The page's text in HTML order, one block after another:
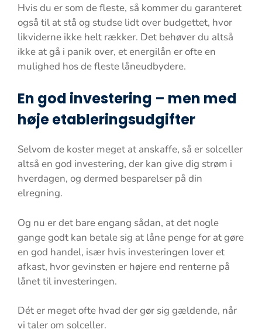
Hvis du er som de fleste, så kommer du garanteret
også til at stå og studse lidt over budgettet, hvor
likviderne ikke helt rækker. Det behøver du altså
ikke at gå i panik over, et energilån er ofte en
mulighed hos de fleste låneudbydere.
En god investering – men med
høje etableringsudgifter
Selvom de koster meget at anskaffe, så er solceller
altså en god investering, der kan give dig strøm i
hverdagen, og dermed besparelser på din
elregning.
Og nu er det bare engang sådan, at det nogle
gange godt kan betale sig at låne penge for at gøre
en god handel, især hvis investeringen lover et
afkast, hvor gevinsten er højere end renterne på
lånet til investeringen.
Dét er meget ofte hvad der gør sig gældende, når
vi taler om solceller.